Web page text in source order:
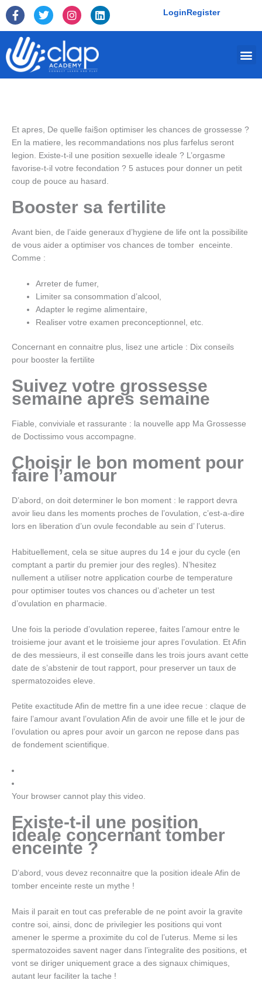
Skip
to
content
F
a
c
e
b
o
o
T
w
i
t
e
I
n
s
a
g
r
L
i
n
LoginRegister
Et apres, De quelle fai§on optimiser les chances de grossesse ?
En la matiere, les recommandations nos plus farfelus seront
legion. Existe-t-il une position sexuelle ideale ? L’orgasme
favorise-t-il votre fecondation ? 5 astuces pour donner un petit
coup de pouce au hasard.
Booster sa fertilite
Avant bien, de l’aide generaux d’hygiene de life ont la possibilite
de vous aider a optimiser vos chances de tomber enceinte.
Comme :
Arreter de fumer,
Limiter sa consommation d’alcool,
Adapter le regime alimentaire,
Realiser votre examen preconceptionnel, etc.
Concernant en connaitre plus, lisez une article : Dix conseils
pour booster la fertilite
Suivez votre grossesse
semaine apres semaine
Fiable, conviviale et rassurante : la nouvelle app Ma Grossesse
de Doctissimo vous accompagne.
Choisir le bon moment pour
faire l’amour
D’abord, on doit determiner le bon moment : le rapport devra
avoir lieu dans les moments proches de l’ovulation, c’est-a-dire
lors en liberation d’un ovule fecondable au sein d’ l’uterus.
Habituellement, cela se situe aupres du 14 e jour du cycle (en
comptant a partir du premier jour des regles). N’hesitez
nullement a utiliser notre application courbe de temperature
pour optimiser toutes vos chances ou d’acheter un test
d’ovulation en pharmacie.
Une fois la periode d’ovulation reperee, faites l’amour entre le
troisieme jour avant et le troisieme jour apres l’ovulation. Et Afin
de des messieurs, il est conseille dans les trois jours avant cette
date de s’abstenir de tout rapport, pour preserver un taux de
spermatozoides eleve.
Petite exactitude Afin de mettre fin a une idee recue : claque de
faire l’amour avant l’ovulation Afin de avoir une fille et le jour de
l’ovulation ou apres pour avoir un garcon ne repose dans pas
de fondement scientifique.
Your browser cannot play this video.
Existe-t-il une position
ideale concernant tomber
enceinte ?
D’abord, vous devez reconnaitre que la position ideale Afin de
tomber enceinte reste un mythe !
Mais il parait en tout cas preferable de ne point avoir la gravite
contre soi, ainsi, donc de privilegier les positions qui vont
amener le sperme a proximite du col de l’uterus. Meme si les
spermatozoides savent nager dans l’integralite des positions, et
vont se diriger uniquement grace a des signaux chimiques,
autant leur faciliter la tache !